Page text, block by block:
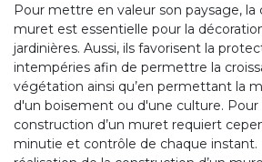
Pour mettre en valeur son paysage, la
muret est essentielle pour la
jardinières. Aussi, ils favorisent la
intempéries afin de permettre la
végétation ainsi qu’en permettant la
d'un boisement ou d'une culture. Pour
construction d’un muret requiert
minutie et contrôle de chaque instant.